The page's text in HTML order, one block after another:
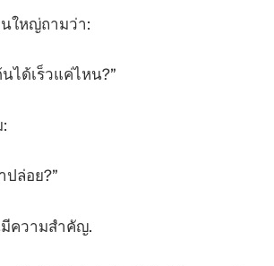
ใหญ่ถามว่า:
นได้เร็วแค่ไหน?”
ปล่อย?”
ความสำคัญ.